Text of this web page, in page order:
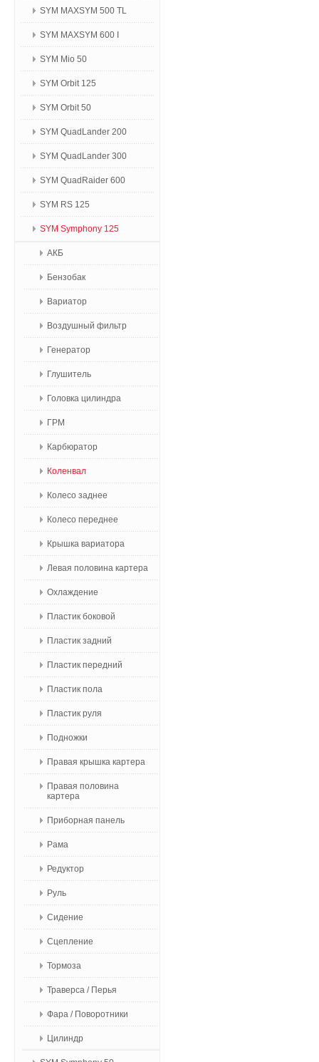
SYM MAXSYM 500 TL
SYM MAXSYM 600 I
SYM Mio 50
SYM Orbit 125
SYM Orbit 50
SYM QuadLander 200
SYM QuadLander 300
SYM QuadRaider 600
SYM RS 125
SYM Symphony 125
АКБ
Бензобак
Вариатор
Воздушный фильтр
Генератор
Глушитель
Головка цилиндра
ГРМ
Карбюратор
Коленвал
Колесо заднее
Колесо переднее
Крышка вариатора
Левая половина картера
Охлаждение
Пластик боковой
Пластик задний
Пластик передний
Пластик пола
Пластик руля
Подножки
Правая крышка картера
Правая половина
картера
Приборная панель
Рама
Редуктор
Руль
Сидение
Сцепление
Тормоза
Траверса / Перья
Фара / Поворотники
Цилиндр